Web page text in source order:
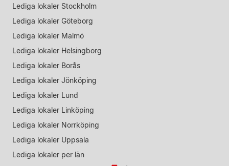
Lediga lokaler Stockholm
Lediga lokaler Göteborg
Lediga lokaler Malmö
Lediga lokaler Helsingborg
Lediga lokaler Borås
Lediga lokaler Jönköping
Lediga lokaler Lund
Lediga lokaler Linköping
Lediga lokaler Norrköping
Lediga lokaler Uppsala
Lediga lokaler per län